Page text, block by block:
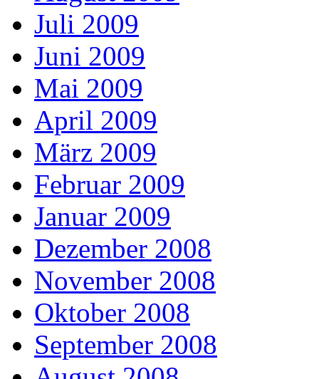
Juli 2009
Juni 2009
Mai 2009
April 2009
März 2009
Februar 2009
Januar 2009
Dezember 2008
November 2008
Oktober 2008
September 2008